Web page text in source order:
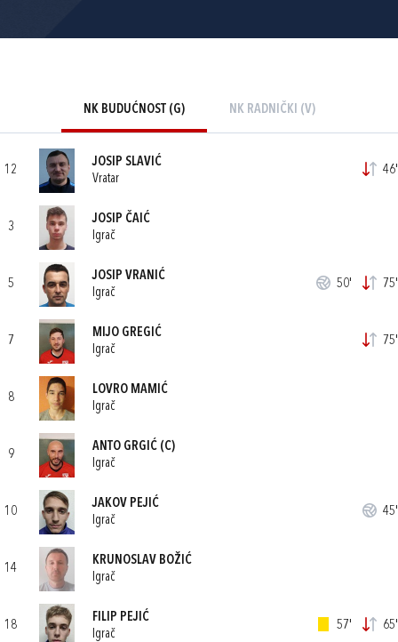
NK BUDUĆNOST (G) NK RADNIČKI (V)
12
JOSIP SLAVIĆ
Vratar
46'
3
JOSIP ČAIĆ
Igrač
5
JOSIP VRANIĆ
Igrač
50' 75'
7
MIJO GREGIĆ
Igrač
75'
8
LOVRO MAMIĆ
Igrač
9
ANTO GRGIĆ (C)
Igrač
10
JAKOV PEJIĆ
Igrač
45'
14
KRUNOSLAV BOŽIĆ
Igrač
18
FILIP PEJIĆ
Igrač
57' 65'